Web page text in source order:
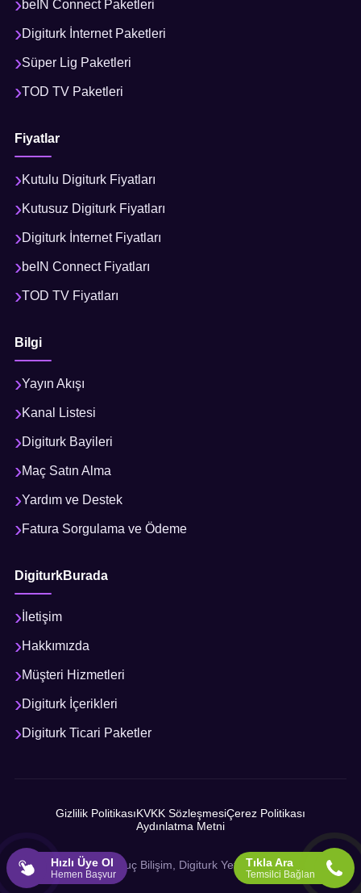
beIN Connect Paketleri
Digiturk İnternet Paketleri
Süper Lig Paketleri
TOD TV Paketleri
Fiyatlar
Kutulu Digiturk Fiyatları
Kutusuz Digiturk Fiyatları
Digiturk İnternet Fiyatları
beIN Connect Fiyatları
TOD TV Fiyatları
Bilgi
Yayın Akışı
Kanal Listesi
Digiturk Bayileri
Maç Satın Alma
Yardım ve Destek
Fatura Sorgulama ve Ödeme
DigiturkBurada
İletişim
Hakkımızda
Müşteri Hizmetleri
Digiturk İçerikleri
Digiturk Ticari Paketler
Gizlilik PolitikasıKVKK SözleşmesiÇerez Politikası
Aydınlatma Metni
© 2026 Sonuç Bilişim, Digiturk Yetkili İş Ortağı
Hızlı Üye Ol
Hemen Başvur
Tıkla Ara
Temsilci Bağlan